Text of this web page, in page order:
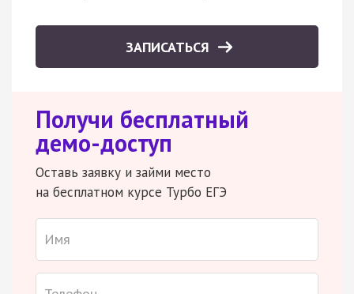
ЗАПИСАТЬСЯ
Получи бесплатный
демо-доступ
Оставь заявку и займи место
на бесплатном курсе Турбо ЕГЭ